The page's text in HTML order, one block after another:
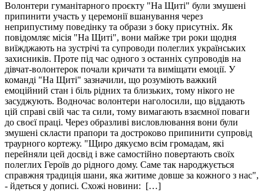
Волонтери гуманітарного проєкту "На Щиті" були змушені
припинити участь у церемонії вшанування через
неприпустиму поведінку та образи з боку присутніх. Як
повідомляє місія "На Щиті", вони майже три роки щодня
виїжджають на зустрічі та супроводи полеглих українських
захисників. Проте під час одного з останніх супроводів на
дівчат-волонтерок почали кричати та виміщати емоції. У
команді "На Щиті" зазначили, що розуміють важкий
емоційний стан і біль рідних та близьких, тому нікого не
засуджують. Водночас волонтери наголосили, що віддають
цій справі свій час та сили, тому вимагають взаємної поваги
до своєї праці. Через образливі висловлювання вони були
змушені скласти прапори та достроково припинити супровід
траурного кортежу. "Щиро дякуємо всім громадам, які
перейняли цей досвід і вже самостійно повертають своїх
полеглих Героїв до рідного дому. Саме так народжується
справжня традиція шани, яка житиме довше за кожного з нас",
- йдеться у дописі. Схожі новини: […]